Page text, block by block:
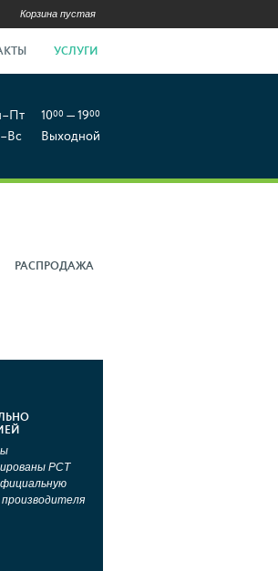
Корзина пустая
УСЛУГИ
1000 — 1900
Выходной
РАСПРОДАЖА
РСТ